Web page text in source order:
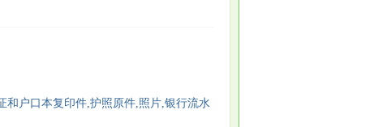
和户口本复印件,护照原件,照片,银行流水